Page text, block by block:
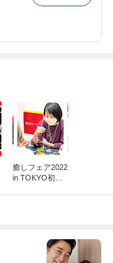
癒しフェア2022
in TOKYO初出